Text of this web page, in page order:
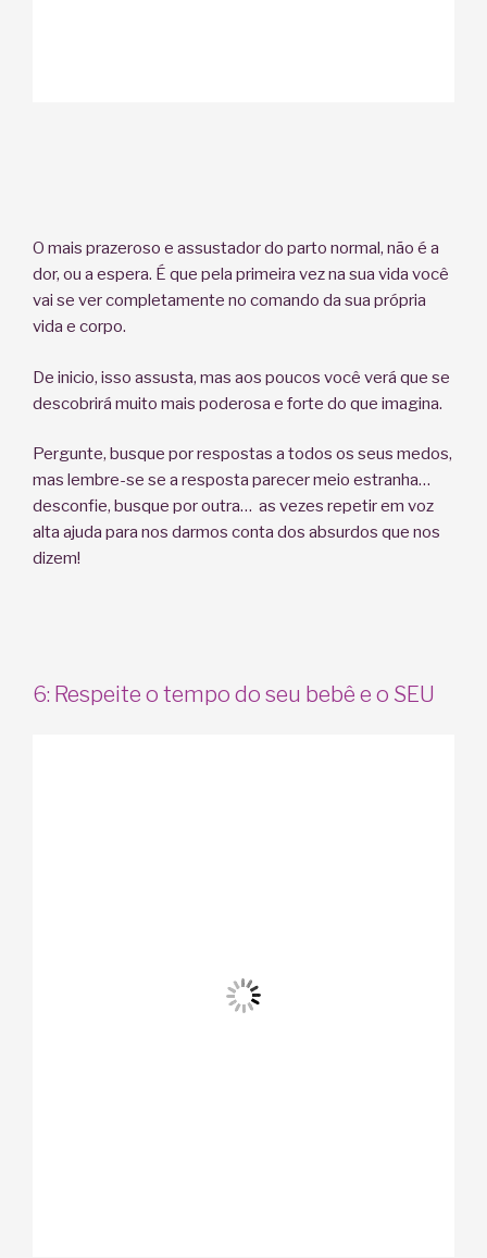
O mais prazeroso e assustador do parto normal, não é a
dor, ou a espera. É que pela primeira vez na sua vida você
vai se ver completamente no comando da sua própria
vida e corpo.
De inicio, isso assusta, mas aos poucos você verá que se
descobrirá muito mais poderosa e forte do que imagina.
Pergunte, busque por respostas a todos os seus medos,
mas lembre-se se a resposta parecer meio estranha…
desconfie, busque por outra… as vezes repetir em voz
alta ajuda para nos darmos conta dos absurdos que nos
dizem!
6: Respeite o tempo do seu bebê e o SEU